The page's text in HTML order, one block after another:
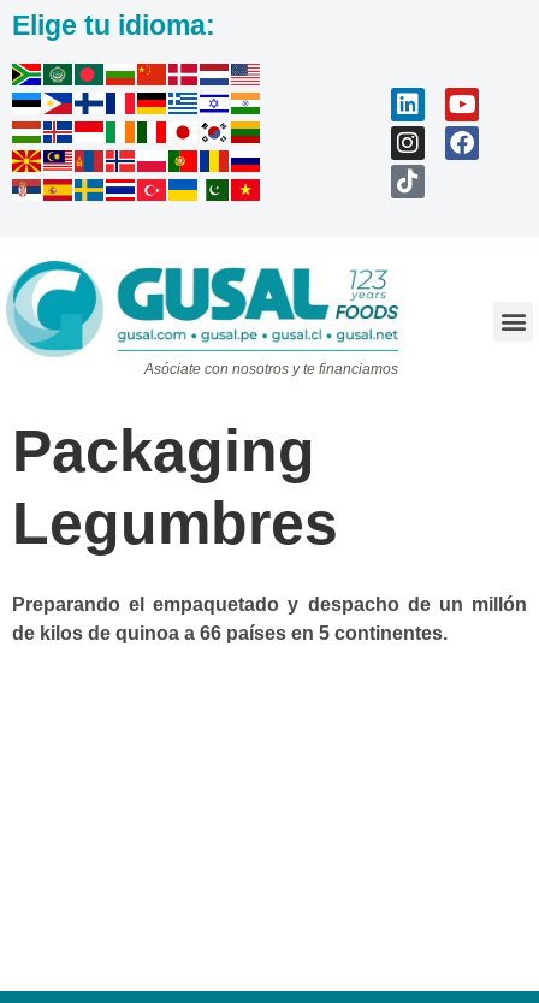
Elige tu idioma:
Asóciate con nosotros y te financiamos
Packaging
Legumbres
Preparando el empaquetado y despacho de un millón
de kilos de quinoa a 66 países en 5 continentes.